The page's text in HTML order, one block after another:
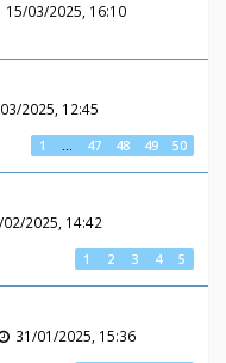
15/03/2025, 16:10
2025, 12:45
1 … 47 48 49 50
02/2025, 14:42
1 2 3 4 5
31/01/2025, 15:36